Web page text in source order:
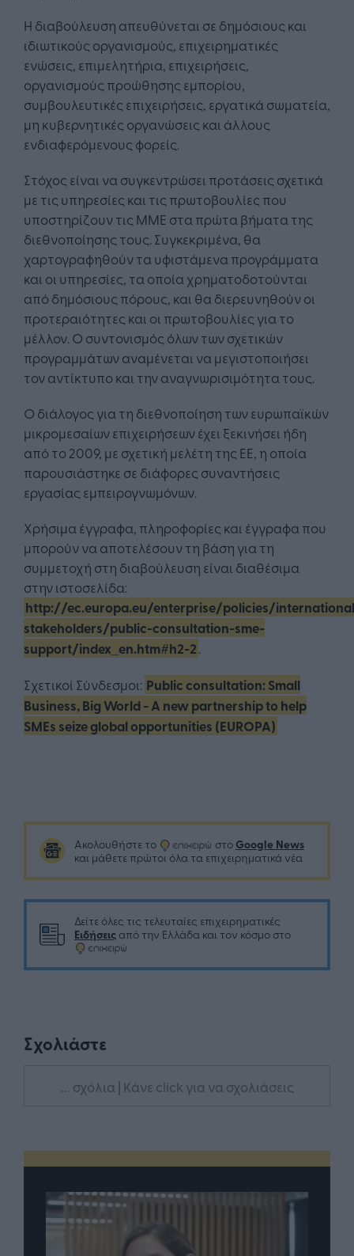
Η διαβούλευση απευθύνεται σε δημόσιους και
ιδιωτικούς οργανισμούς, επιχειρηματικές
ενώσεις, επιμελητήρια, επιχειρήσεις,
οργανισμούς προώθησης εμπορίου,
συμβουλευτικές επιχειρήσεις, εργατικά σωματεία,
μη κυβερνητικές οργανώσεις και άλλους
ενδιαφερόμενους φορείς.
Στόχος είναι να συγκεντρώσει προτάσεις σχετικά
με τις υπηρεσίες και τις πρωτοβουλίες που
υποστηρίζουν τις ΜΜΕ στα πρώτα βήματα της
διεθνοποίησης τους. Συγκεκριμένα, θα
χαρτογραφηθούν τα υφιστάμενα προγράμματα
και οι υπηρεσίες, τα οποία χρηματοδοτούνται
από δημόσιους πόρους, και θα διερευνηθούν οι
προτεραιότητες και οι πρωτοβουλίες για το
μέλλον. Ο συντονισμός όλων των σχετικών
προγραμμάτων αναμένεται να μεγιστοποιήσει
τον αντίκτυπο και την αναγνωρισιμότητα τους.
Ο διάλογος για τη διεθνοποίηση των ευρωπαϊκών
μικρομεσαίων επιχειρήσεων έχει ξεκινήσει ήδη
από το 2009, με σχετική μελέτη της ΕΕ, η οποία
παρουσιάστηκε σε διάφορες συναντήσεις
εργασίας εμπειρογνωμόνων.
Χρήσιμα έγγραφα, πληροφορίες και έγγραφα που
μπορούν να αποτελέσουν τη βάση για τη
συμμετοχή στη διαβούλευση είναι διαθέσιμα
στην ιστοσελίδα:
http://ec.europa.eu/enterprise/policies/
stakeholders/public-consultation-sme-
support/index_en.htm#h2-2.
Σχετικοί Σύνδεσμοι: Public consultation: Small
Business, Big World - A new partnership to help
SMEs seize global opportunities (EUROPA)
Ακολουθήστε το στο Google News
και μάθετε πρώτοι όλα τα επιχειρηματικά νέα
Δείτε όλες τις τελευταίες επιχειρηματικές
Ειδήσεις από την Ελλάδα και τον κόσμο στο
Σχολιάστε
... σχόλια | Κάνε click για να σχολιάσεις